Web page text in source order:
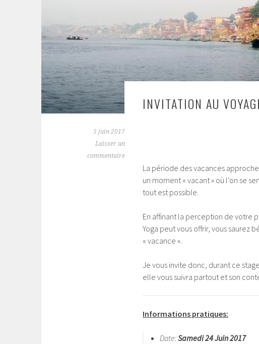
INVITATION AU
5 juin 2017
Laisser un
commentaire
La période des vacances
un moment « vacant » où l’on se
tout est possible.
En affinant la perception de votre
Yoga peut vous offrir, vous saurez
« vacance ».
Je vous invite donc, durant ce
elle vous suivra partout et son
Informations pratiques:
Date:Samedi 24 Juin 2017